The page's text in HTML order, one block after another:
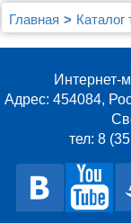
Главная Каталог
Акриловая
Интернет-
Адрес: 454084,
тел: 8